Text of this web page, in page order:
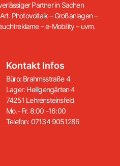
Partner in Sachen
Photovoltaik – Großanlagen –
– e-Mobility – uvm.
Kontakt Infos
Büro: Brahmsstraße 4
Lager: Heiligengärten 4
74251 Lehrensteinsfeld
Mo.- Fr. 8:00 -16:00
Telefon: 07134 9051286